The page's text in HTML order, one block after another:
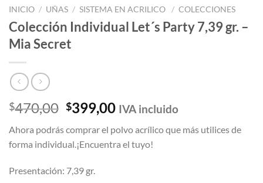
INICIO / UÑAS / SISTEMA EN ACRILICO / COLECCIONES
Colección Individual Let´s Party 7,39 gr. –
Mia Secret
$470,00 El
precio
original
era:
$399,00El
actual
es:
IVA incluido
Ahora podrás comprar el polvo acrílico que más utilices de
forma individual.¡Encuentra el tuyo!
Presentación: 7,39 gr.